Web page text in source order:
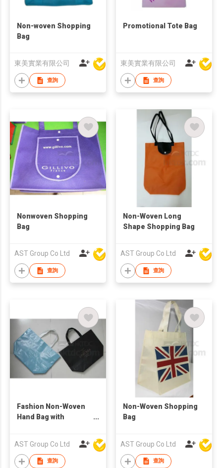
Non-woven Shopping
Bag
東美實業有限公司
查詢
Promotional Tote Bag
東美實業有限公司
查詢
Nonwoven Shopping
Bag
AST Group Co Ltd
查詢
Non-Woven Long
Shape Shopping Bag
AST Group Co Ltd
查詢
Fashion Non-Woven
Hand Bag with
AST Group Co Ltd
查詢
Non-Woven Shopping
Bag
AST Group Co Ltd
查詢